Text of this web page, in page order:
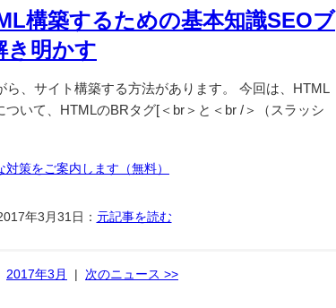
構築するための基本知識SEOブ
き明かす
、サイト構築する方法があります。 今回は、HTML
いて、HTMLのBRタグ[＜br＞と＜br /＞（スラッシ
策をご案内します（無料）
年3月31日： 元記事を読む
2017年3月 | 次のニュース >>